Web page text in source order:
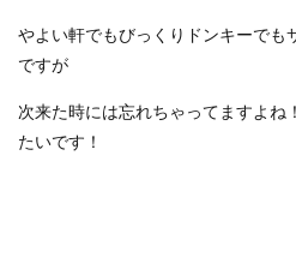
やよい軒でもびっくりドンキーでも
ですが
次来た時には忘れちゃってますよね
たいです！